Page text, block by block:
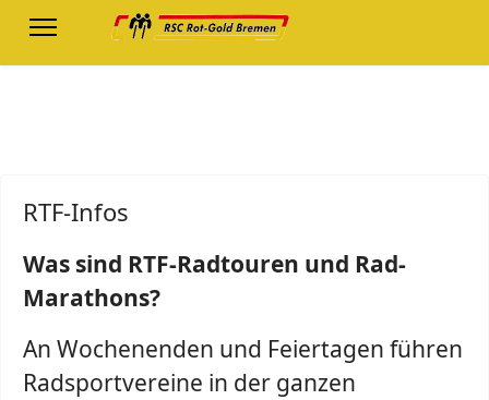
RTF-Infos
Was sind RTF-Radtouren und Rad-
Marathons?
An Wochenenden und Feiertagen führen
Radsportvereine in der ganzen